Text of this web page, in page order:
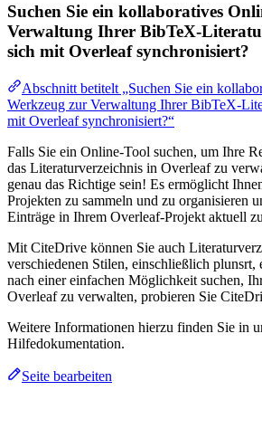
Suchen Sie ein kollaboratives
Verwaltung Ihrer BibTeX-
sich mit Overleaf synchronisiert?
Abschnitt betitelt „Suchen Sie ein
Werkzeug zur Verwaltung Ihrer BibTeX-
mit Overleaf synchronisiert?“
Falls Sie ein Online-Tool suchen, um Ihre
das Literaturverzeichnis in Overleaf zu
genau das Richtige sein! Es ermöglicht
Projekten zu sammeln und zu organisieren
Einträge in Ihrem Overleaf-Projekt aktuell
Mit CiteDrive können Sie auch
verschiedenen Stilen, einschließlich plunsrt,
nach einer einfachen Möglichkeit suchen,
Overleaf zu verwalten, probieren Sie
Weitere Informationen hierzu finden Sie in
Hilfedokumentation.
Seite bearbeiten